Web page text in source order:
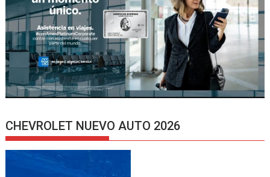
CHEVROLET NUEVO AUTO 2026